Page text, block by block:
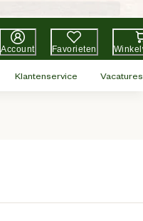
Account Favorieten
Klantenservice Vacatures